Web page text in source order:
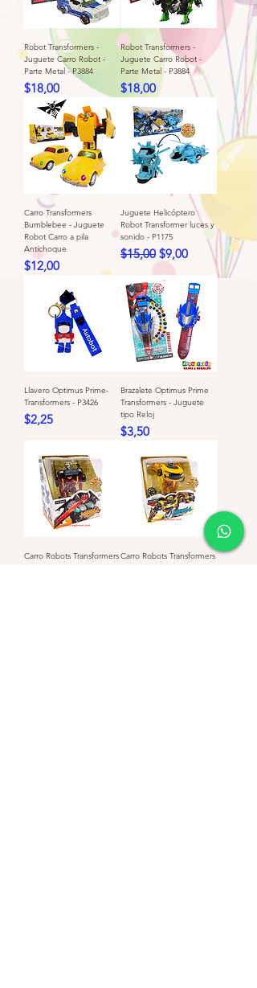
Robot Transformers -
Juguete Carro Robot -
Parte Metal - P3884
Precio
$18,00
Robot Transformers -
Juguete Carro Robot -
Parte Metal - P3884
Precio
$18,00
Carro Transformers
Bumblebee - Juguete
Robot Carro a pila
Antichoque
Precio
$12,00
Juguete Helicóptero
Robot Transformer luces y
sonido - P1175
Precio
$15,00 Precio de oferta
$9,00
Llavero Optimus Prime-
Transformers - P3426
Precio
$2,25
Brazalete Optimus Prime
Transformers - Juguete
tipo Reloj
Precio
$3,50
Carro Robots TransformersCarro Robots Transformers